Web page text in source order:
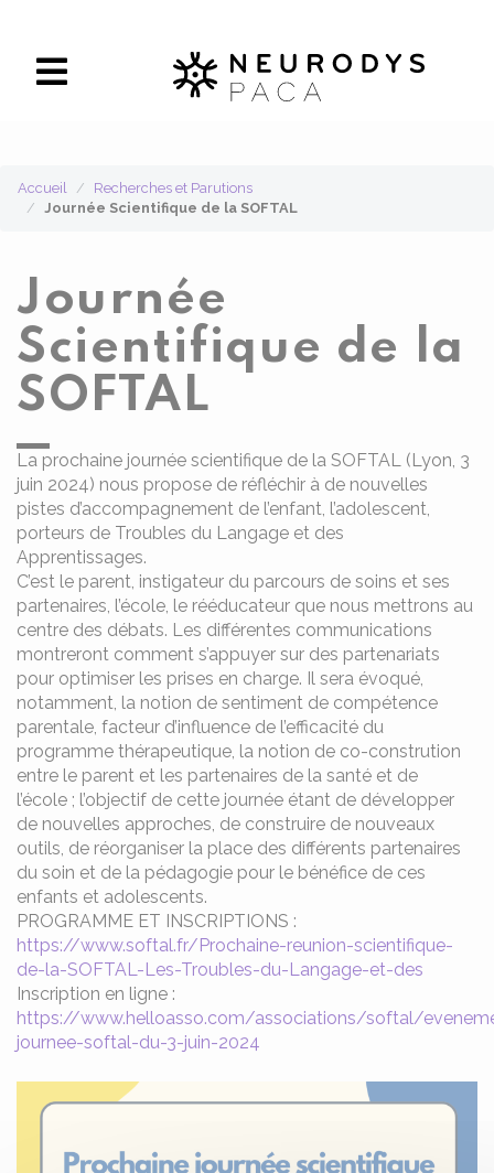
Accueil
Recherches et Parutions
Journée Scientifique de la SOFTAL
Journée
Scientifique de la
SOFTAL
La prochaine journée scientifique de la SOFTAL (Lyon, 3
juin 2024) nous propose de réfléchir à de nouvelles
pistes d’accompagnement de l’enfant, l’adolescent,
porteurs de Troubles du Langage et des
Apprentissages.
C’est le parent, instigateur du parcours de soins et ses
partenaires, l’école, le rééducateur que nous mettrons au
centre des débats. Les différentes communications
montreront comment s’appuyer sur des partenariats
pour optimiser les prises en charge. Il sera évoqué,
notamment, la notion de sentiment de compétence
parentale, facteur d’influence de l’efficacité du
programme thérapeutique, la notion de co-constrution
entre le parent et les partenaires de la santé et de
l’école ; l’objectif de cette journée étant de développer
de nouvelles approches, de construire de nouveaux
outils, de réorganiser la place des différents partenaires
du soin et de la pédagogie pour le bénéfice de ces
enfants et adolescents.
PROGRAMME ET INSCRIPTIONS :
https://www.softal.fr/Prochaine-reunion-scientifique-
de-la-SOFTAL-Les-Troubles-du-Langage-et-des
Inscription en ligne :
https://www.helloasso.com/associations/softal/
journee-softal-du-3-juin-2024